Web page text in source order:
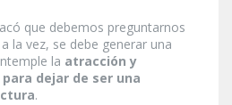
que debemos preguntarnos
la vez, se debe generar una
la atracción y
dejar de ser una
.